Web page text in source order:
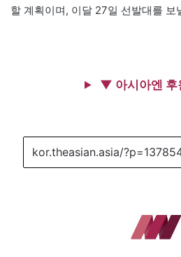
할 계획이며, 이달 27일 선발대를 보
▼ 아시아엔